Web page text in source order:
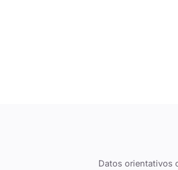
Datos orientativos